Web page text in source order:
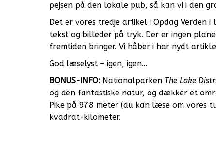
pejsen på den lokale pub, så kan vi i den
Det er vores tredje artikel i Opdag Verden
tekst og billeder på tryk. Der er ingen
fremtiden bringer. Vi håber i har nydt
God læselyst – igen, igen…
BONUS-INFO: Nationalparken The Lake
og den fantastiske natur, og dækker et
Pike på 978 meter (du kan læse om vores
kvadrat-kilometer.